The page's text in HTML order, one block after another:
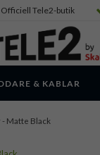
Officiell Tele2-butik
& KABLAR
- Matte Black